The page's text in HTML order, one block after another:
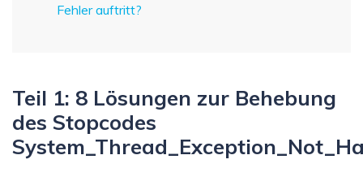
Fehler auftritt?
Teil 1: 8 Lösungen zur Behebung
des Stopcodes